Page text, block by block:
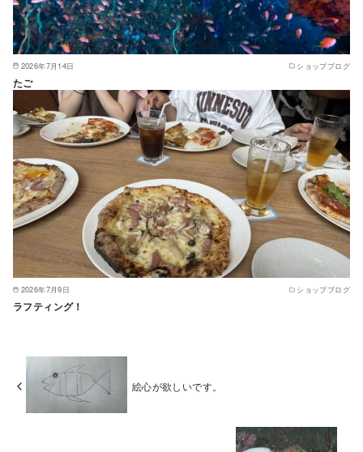
2026年7月14日 ショップブログ
たご
2026年7月9日 ショップブログ
ラフティング！
絵心が欲しいです。